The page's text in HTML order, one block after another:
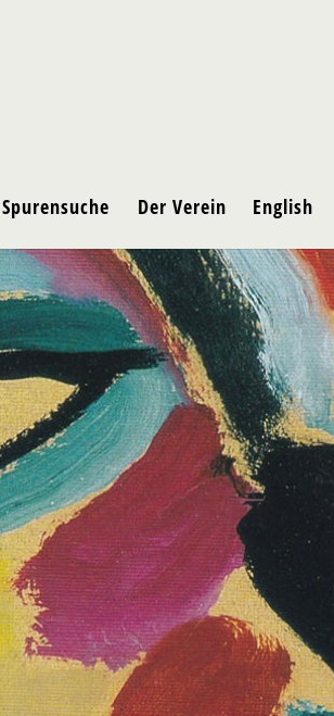
Spurensuche Der Verein English